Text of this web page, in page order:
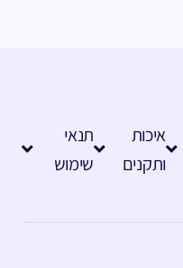
תנאי
שימוש
איכות
ותקנים